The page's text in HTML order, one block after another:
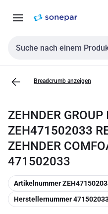
NavigationInhalt
Sucheingabe
Breadcrumb anzeigen
ZEHNDER
ZEH471502033
ZEHNDER
471502033
Kopieren
Artikelnummer
Kopieren
Herstellernummer